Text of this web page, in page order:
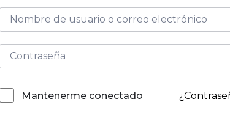
Mantenerme conectado